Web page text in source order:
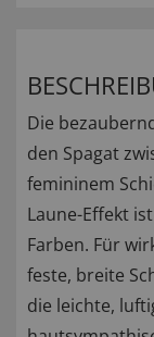
Die
den Spagat
femininem
Laune-Effekt
Farben. Für
feste, breite
die leichte,